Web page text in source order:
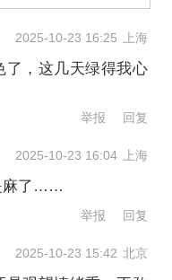
财经所有。未经第一财
，包括转载、摘编、复
者法律责任的权利。
2025-10-23 16:25 上海
了，这几天绿得我心
举报 回复
2025-10-23 16:04 上海
麻了……
举报 回复
2025-10-23 15:42 北京